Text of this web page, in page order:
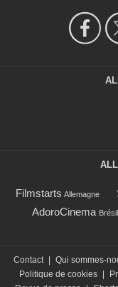
Filmstarts Allemagne
AdoroCinema Brésil
Contact Qui sommes-
Politique de cookies